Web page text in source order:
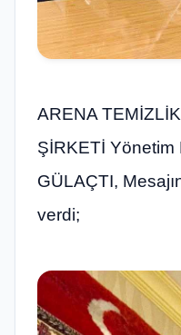
ARENA
ŞİRKETİ Yönetim
GÜLAÇTI,
verdi;